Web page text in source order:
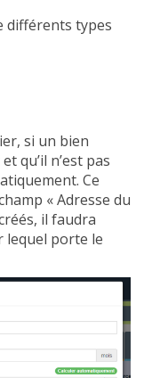
différents types
si un bien
qu’il n’est pas
Ce
« Adresse du
il faudra
lequel porte le